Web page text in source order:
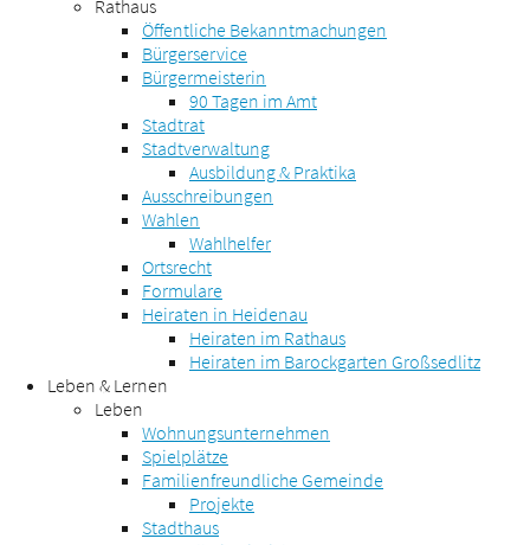
Rathaus
Öffentliche Bekanntmachungen
Bürgerservice
Bürgermeisterin
90 Tagen im Amt
Stadtrat
Stadtverwaltung
Ausbildung & Praktika
Ausschreibungen
Wahlen
Wahlhelfer
Ortsrecht
Formulare
Heiraten in Heidenau
Heiraten im Rathaus
Heiraten im Barockgarten Großsedlitz
Leben & Lernen
Leben
Wohnungsunternehmen
Spielplätze
Familienfreundliche Gemeinde
Projekte
Stadthaus